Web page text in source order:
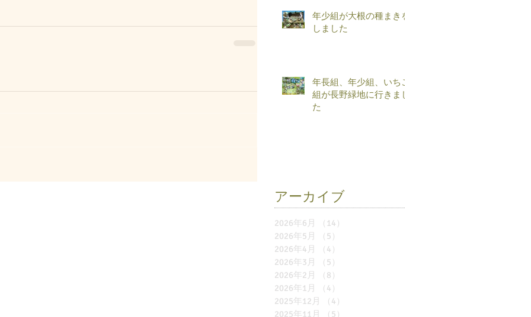
年少組が大根の種まきを
しました
年長組、年少組、いちご
組が長野緑地に行きまし
た
アーカイブ
2026年6月 （14）
2026年5月
（5）
2026年4月
（4）
2026年3月
（5）
2026年2月
（8）
2026年1月
（4）
2025年12月
（4）
2025年11月
（5）